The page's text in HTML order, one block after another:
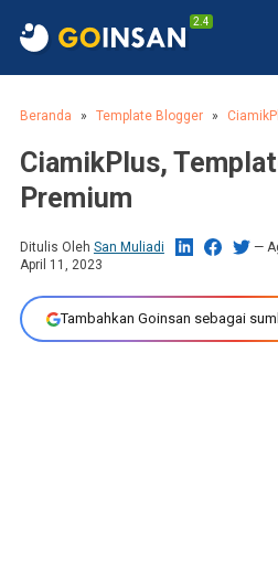
2.4
Beranda Template Blogger
CiamikPlus,
Premium
Ditulis Oleh San Muliadi
April 11, 2023
Tambahkan Goinsan sebagai